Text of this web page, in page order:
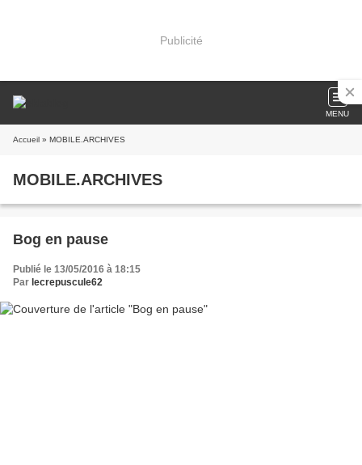
Publicité
MENU
Accueil » MOBILE.ARCHIVES
MOBILE.ARCHIVES
Bog en pause
Publié le 13/05/2016 à 18:15
Par lecrepuscule62